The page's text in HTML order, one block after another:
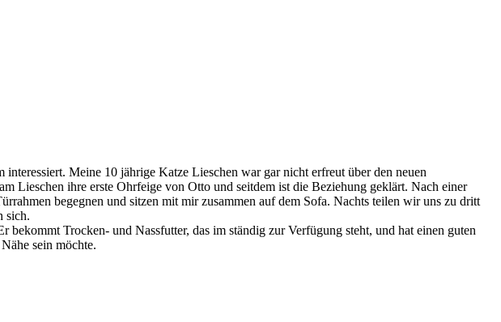
Meine 10 jährige Katze Lieschen war gar nicht erfreut über den neuen
Lieschen ihre erste Ohrfeige von Otto und seitdem ist die Beziehung geklärt. Nach einer
begegnen und sitzen mit mir zusammen auf dem Sofa. Nachts teilen wir uns zu dritt
sich.
Trocken- und Nassfutter, das im ständig zur Verfügung steht, und hat einen guten
sein möchte.